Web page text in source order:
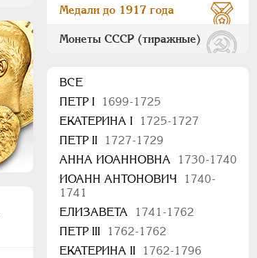
Медали до 1917 года
Монеты СССР (тиражные)
ВСЕ
ПEТР I
1699-1725
ЕКАТЕРИНА I
1725-1727
ПЕТР II
1727-1729
АННА ИОАННОВНА
1730-1740
ИОАНН АНТОНОВИЧ
1740-
1741
ЕЛИЗАВЕТА
1741-1762
ПЕТР III
1762-1762
ЕКАТЕРИНА II
1762-1796